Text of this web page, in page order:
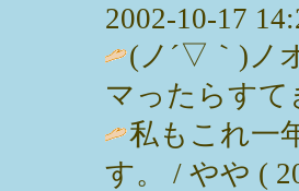
2002-10-17
(ノ´▽｀)ノ
マったらすて
私もこれ一
す。 / やや (